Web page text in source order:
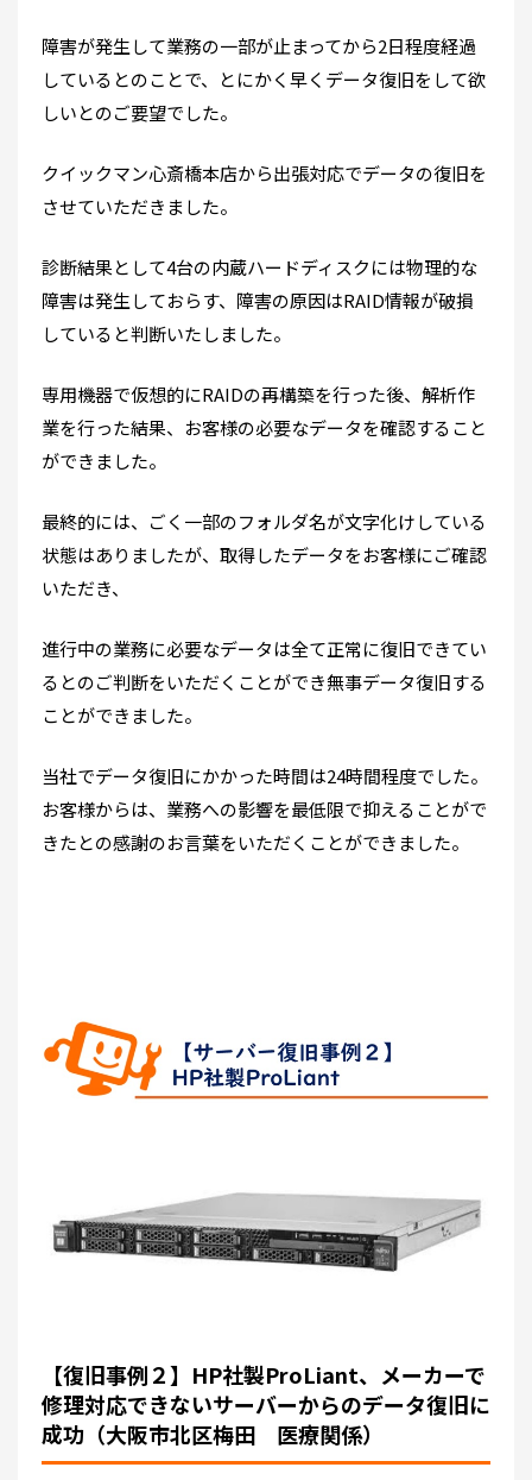
障害が発生して業務の一部が止まってから2日程度経過
しているとのことで、とにかく早くデータ復旧をして欲
しいとのご要望でした。
クイックマン心斎橋本店から出張対応でデータの復旧を
させていただきました。
診断結果として4台の内蔵ハードディスクには物理的な
障害は発生しておらす、障害の原因はRAID情報が破損
していると判断いたしました。
専用機器で仮想的にRAIDの再構築を行った後、解析作
業を行った結果、お客様の必要なデータを確認すること
ができました。
最終的には、ごく一部のフォルダ名が文字化けしている
状態はありましたが、取得したデータをお客様にご確認
いただき、
進行中の業務に必要なデータは全て正常に復旧できてい
るとのご判断をいただくことができ無事データ復旧する
ことができました。
当社でデータ復旧にかかった時間は24時間程度でした。
お客様からは、業務への影響を最低限で抑えることがで
きたとの感謝のお言葉をいただくことができました。
【復旧事例２】HP社製ProLiant、メーカーで
修理対応できないサーバーからのデータ復旧に
成功（大阪市北区梅田 医療関係）